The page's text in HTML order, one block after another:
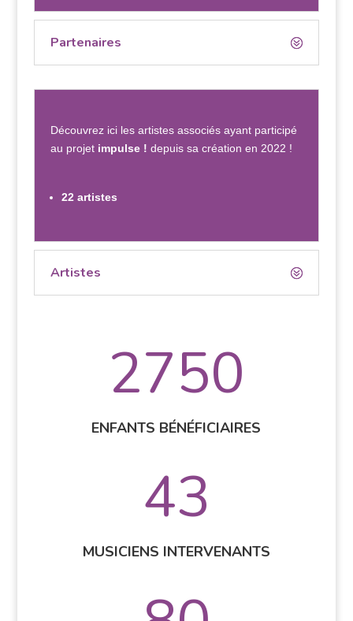
Partenaires
Découvrez ici les artistes associés ayant participé
au projet impulse ! depuis sa création en 2022 !
22 artistes
Artistes
2750
ENFANTS BÉNÉFICIAIRES
43
MUSICIENS INTERVENANTS